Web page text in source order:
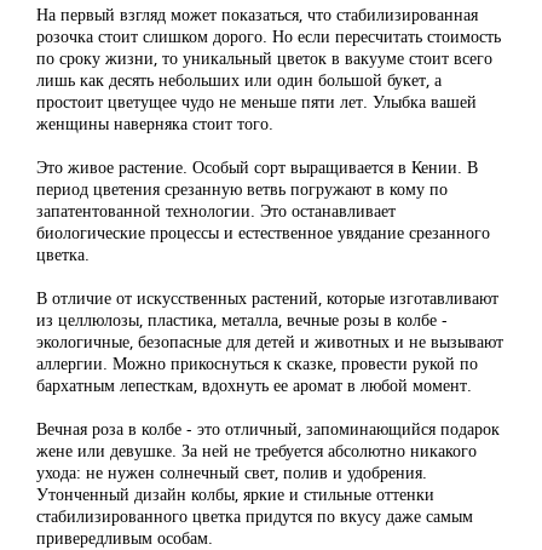
На первый взгляд может показаться, что стабилизированная
розочка стоит слишком дорого. Но если пересчитать стоимость
по сроку жизни, то уникальный цветок в вакууме стоит всего
лишь как десять небольших или один большой букет, а
простоит цветущее чудо не меньше пяти лет. Улыбка вашей
женщины наверняка стоит того.
Это живое растение. Особый сорт выращивается в Кении. В
период цветения срезанную ветвь погружают в кому по
запатентованной технологии. Это останавливает
биологические процессы и естественное увядание срезанного
цветка.
В отличие от искусственных растений, которые изготавливают
из целлюлозы, пластика, металла, вечные розы в колбе -
экологичные, безопасные для детей и животных и не вызывают
аллергии. Можно прикоснуться к сказке, провести рукой по
бархатным лепесткам, вдохнуть ее аромат в любой момент.
Вечная роза в колбе - это отличный, запоминающийся подарок
жене или девушке. За ней не требуется абсолютно никакого
ухода: не нужен солнечный свет, полив и удобрения.
Утонченный дизайн колбы, яркие и стильные оттенки
стабилизированного цветка придутся по вкусу даже самым
привередливым особам.